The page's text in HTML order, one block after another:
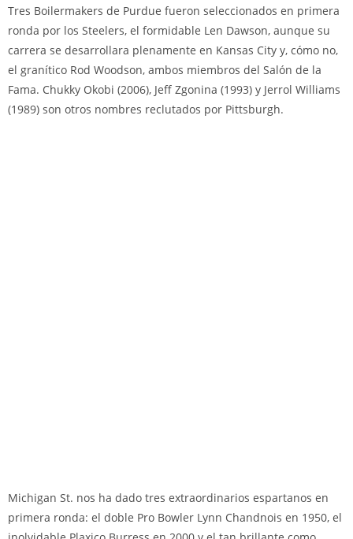
Tres Boilermakers de Purdue fueron seleccionados en primera
ronda por los Steelers, el formidable Len Dawson, aunque su
carrera se desarrollara plenamente en Kansas City y, cómo no,
el granítico Rod Woodson, ambos miembros del Salón de la
Fama. Chukky Okobi (2006), Jeff Zgonina (1993) y Jerrol Williams
(1989) son otros nombres reclutados por Pittsburgh.
Michigan St. nos ha dado tres extraordinarios espartanos en
primera ronda: el doble Pro Bowler Lynn Chandnois en 1950, el